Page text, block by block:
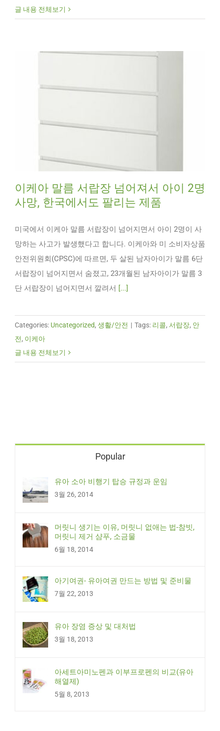
글 내용 전체보기
이케아 말름 서랍장 넘어져서 아이 2명
사망, 한국에서도 팔리는 제품
미국에서 이케아 말름 서랍장이 넘어지면서 아이 2명이 사
망하는 사고가 발생했다고 합니다. 이케아와 미 소비자상품
안전위원회(CPSC)에 따르면, 두 살된 남자아이가 말름 6단
서랍장이 넘어지면서 숨졌고, 23개월된 남자아이가 말름 3
단 서랍장이 넘어지면서 깔려서 [...]
Categories: Uncategorized, 생활/안전 | Tags: 리콜, 서랍장, 안
전, 이케아
글 내용 전체보기
Popular
유아 소아 비행기 탑승 규정과 운임
3월 26, 2014
머릿니 생기는 이유, 머릿니 없애는 법-참빗,
머릿니 제거 샴푸, 소금물
6월 18, 2014
아기여권- 유아여권 만드는 방법 및 준비물
7월 22, 2013
유아 장염 증상 및 대처법
3월 18, 2013
아세트아미노펜과 이부프로펜의 비교(유아
해열제)
5월 8, 2013